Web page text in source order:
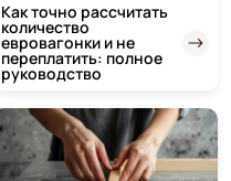
Как точно рассчитать
количество
евровагонки и не
переплатить: полное
руководство